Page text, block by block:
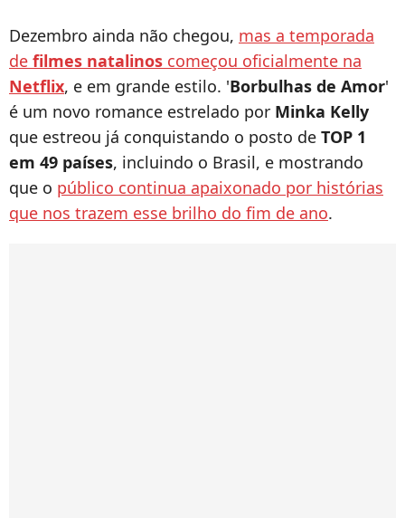
Dezembro ainda não chegou, mas a temporada
de filmes natalinos começou oficialmente na
Netflix, e em grande estilo. 'Borbulhas de Amor'
é um novo romance estrelado por Minka Kelly
que estreou já conquistando o posto de TOP 1
em 49 países, incluindo o Brasil, e mostrando
que o público continua apaixonado por histórias
que nos trazem esse brilho do fim de ano.